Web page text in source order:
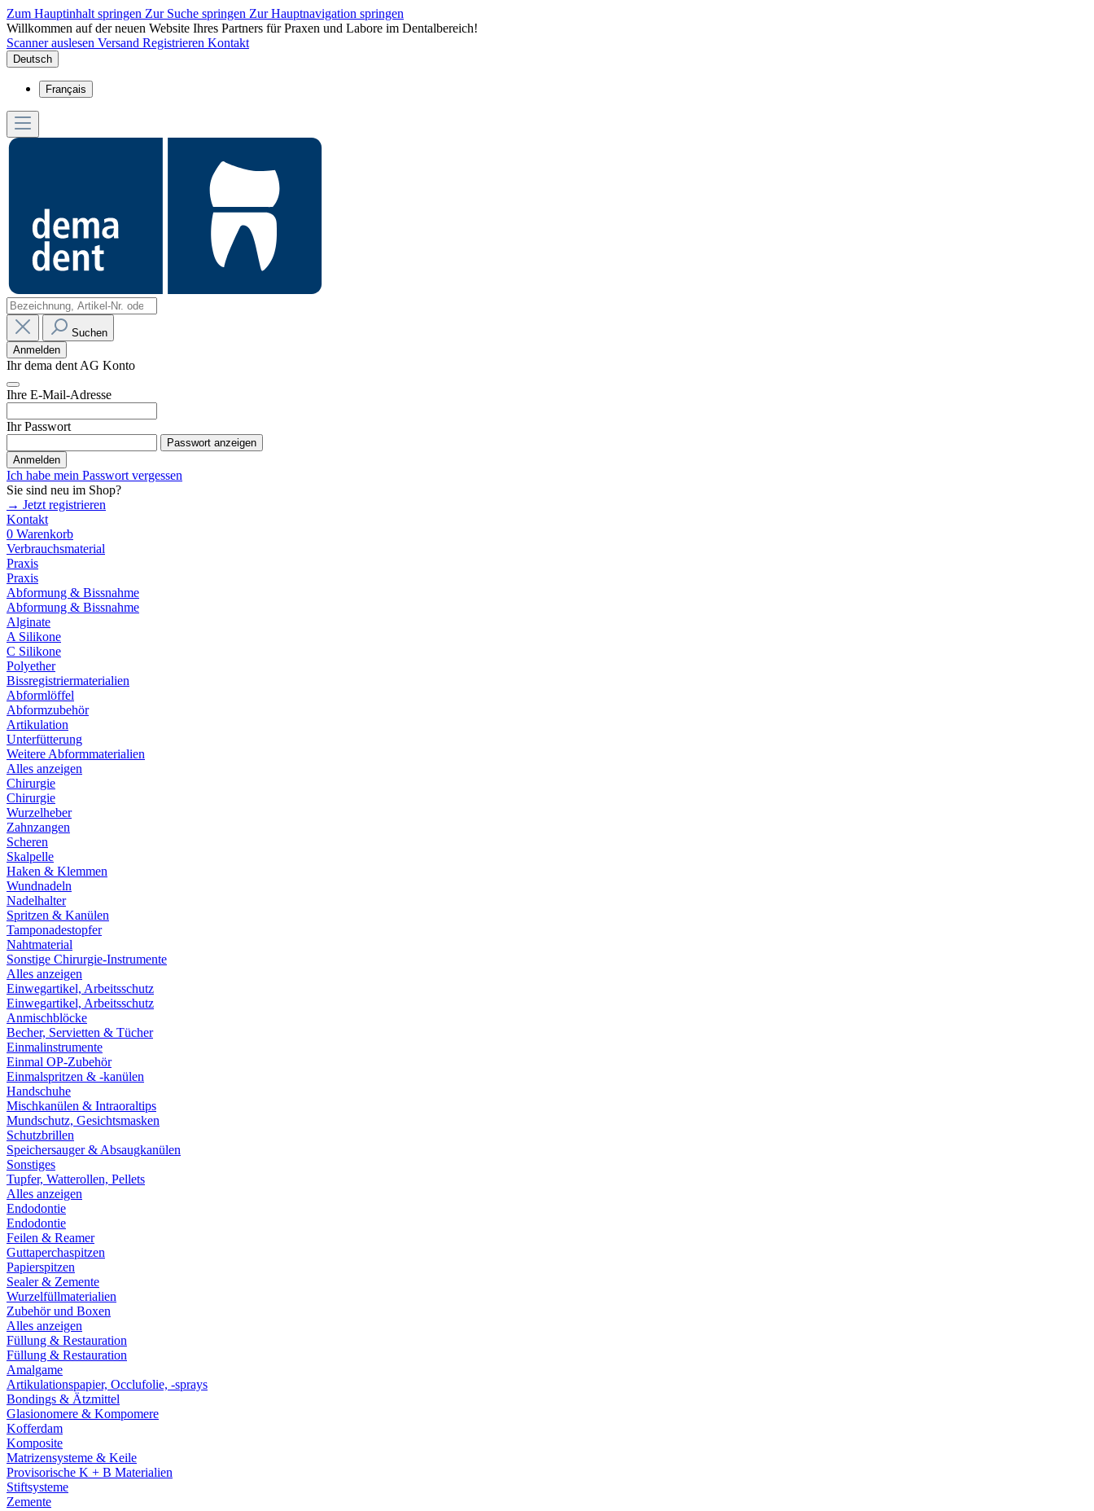
Zum Hauptinhalt springen Zur Suche springen Zur Hauptnavigation springen
Willkommen auf der neuen Website Ihres Partners für Praxen und Labore im Dentalbereich!
Scanner auslesen Versand Registrieren Kontakt
Deutsch
Français
Suchen
Anmelden
Ihr dema dent AG Konto
Ihre E-Mail-Adresse
Ihr Passwort
Passwort anzeigen
Anmelden
Ich habe mein Passwort vergessen
Sie sind neu im Shop?
→ Jetzt registrieren
Kontakt
0 Warenkorb
Verbrauchsmaterial
Praxis
Praxis
Abformung & Bissnahme
Abformung & Bissnahme
Alginate
A Silikone
C Silikone
Polyether
Bissregistriermaterialien
Abformlöffel
Abformzubehör
Artikulation
Unterfütterung
Weitere Abformmaterialien
Alles anzeigen
Chirurgie
Chirurgie
Wurzelheber
Zahnzangen
Scheren
Skalpelle
Haken & Klemmen
Wundnadeln
Nadelhalter
Spritzen & Kanülen
Tamponadestopfer
Nahtmaterial
Sonstige Chirurgie-Instrumente
Alles anzeigen
Einwegartikel, Arbeitsschutz
Einwegartikel, Arbeitsschutz
Anmischblöcke
Becher, Servietten & Tücher
Einmalinstrumente
Einmal OP-Zubehör
Einmalspritzen & -kanülen
Handschuhe
Mischkanülen & Intraoraltips
Mundschutz, Gesichtsmasken
Schutzbrillen
Speichersauger & Absaugkanülen
Sonstiges
Tupfer, Watterollen, Pellets
Alles anzeigen
Endodontie
Endodontie
Feilen & Reamer
Guttaperchaspitzen
Papierspitzen
Sealer & Zemente
Wurzelfüllmaterialien
Zubehör und Boxen
Alles anzeigen
Füllung & Restauration
Füllung & Restauration
Amalgame
Artikulationspapier, Occlufolie, -sprays
Bondings & Ätzmittel
Glasionomere & Kompomere
Kofferdam
Komposite
Matrizensysteme & Keile
Provisorische K + B Materialien
Stiftsysteme
Zemente